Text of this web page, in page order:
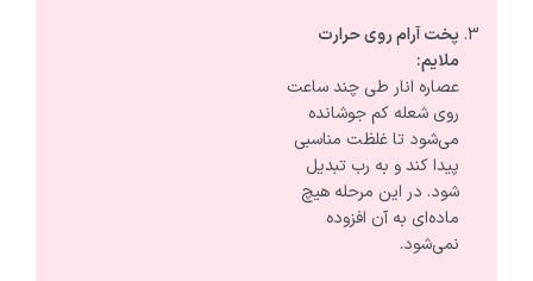
پخت آرام روی حرارت
ملایم:
عصاره انار طی چند ساعت
روی شعله کم جوشانده
می‌شود تا غلظت مناسبی
پیدا کند و به رب تبدیل
شود. در این مرحله هیچ
ماده‌ای به آن افزوده
نمی‌شود.